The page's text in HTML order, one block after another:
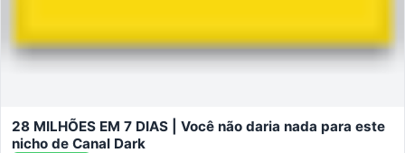
28 MILHÕES EM 7 DIAS | Você não daria nada para este
nicho de Canal Dark